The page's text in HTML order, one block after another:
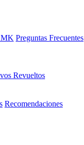
Preguntas Frecuentes
Revueltos
Recomendaciones